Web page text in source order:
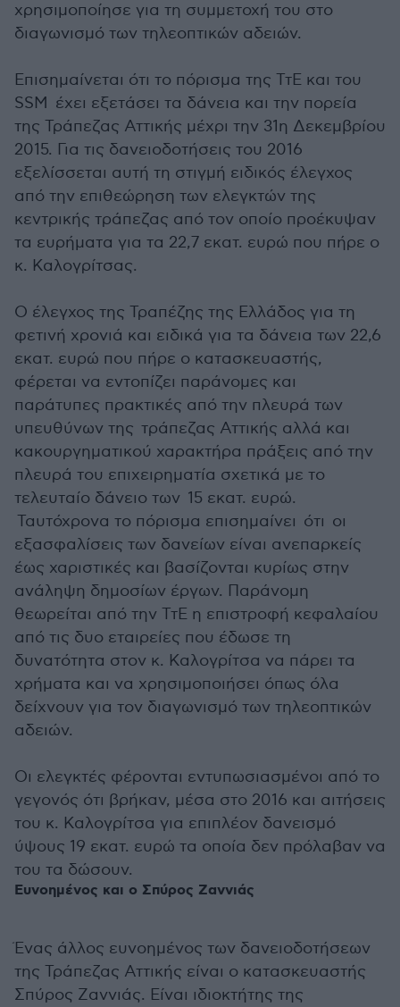
χρησιμοποίησε για τη συμμετοχή του στο
διαγωνισμό των τηλεοπτικών αδειών.
Επισημαίνεται ότι το πόρισμα της ΤτΕ και του
SSM έχει εξετάσει τα δάνεια και την πορεία
της Τράπεζας Αττικής μέχρι την 31η Δεκεμβρίου
2015. Για τις δανειοδοτήσεις του 2016
εξελίσσεται αυτή τη στιγμή ειδικός έλεγχος
από την επιθεώρηση των ελεγκτών της
κεντρικής τράπεζας από τον οποίο προέκυψαν
τα ευρήματα για τα 22,7 εκατ. ευρώ που πήρε ο
κ. Καλογρίτσας.
Ο έλεγχος της Τραπέζης της Ελλάδος για τη
φετινή χρονιά και ειδικά για τα δάνεια των 22,6
εκατ. ευρώ που πήρε ο κατασκευαστής,
φέρεται να εντοπίζει παράνομες και
παράτυπες πρακτικές από την πλευρά των
υπευθύνων της τράπεζας Αττικής αλλά και
κακουργηματικού χαρακτήρα πράξεις από την
πλευρά του επιχειρηματία σχετικά με το
τελευταίο δάνειο των 15 εκατ. ευρώ.
Ταυτόχρονα το πόρισμα επισημαίνει ότι οι
εξασφαλίσεις των δανείων είναι ανεπαρκείς
έως χαριστικές και βασίζονται κυρίως στην
ανάληψη δημοσίων έργων. Παράνομη
θεωρείται από την ΤτΕ η επιστροφή κεφαλαίου
από τις δυο εταιρείες που έδωσε τη
δυνατότητα στον κ. Καλογρίτσα να πάρει τα
χρήματα και να χρησιμοποιήσει όπως όλα
δείχνουν για τον διαγωνισμό των τηλεοπτικών
αδειών.
Οι ελεγκτές φέρονται εντυπωσιασμένοι από το
γεγονός ότι βρήκαν, μέσα στο 2016 και αιτήσεις
του κ. Καλογρίτσα για επιπλέον δανεισμό
ύψους 19 εκατ. ευρώ τα οποία δεν πρόλαβαν να
του τα δώσουν.
Ευνοημένος και ο Σπύρος Ζαννιάς
Ένας άλλος ευνοημένος των δανειοδοτήσεων
της Τράπεζας Αττικής είναι ο κατασκευαστής
Σπύρος Ζαννιάς. Είναι ιδιοκτήτης της